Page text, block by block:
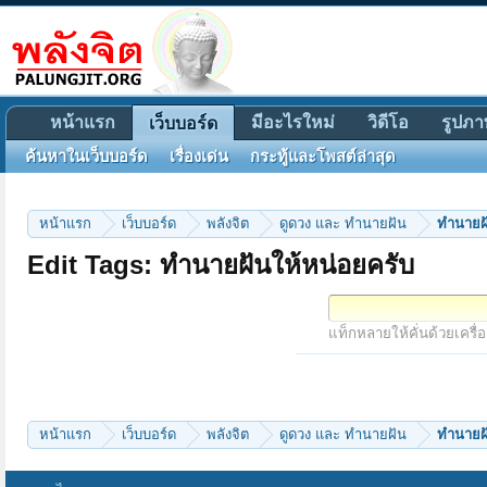
หน้าแรก เว็บบอร์ด พลังจิต ดูดวง และ ทำนายฝัน ทำนาย
Edit Tags: ทำนายฝันให้หน่อยครับ
แท็กหลายให้คั่นด้วยเครื่
หน้าแรก เว็บบอร์ด พลังจิต ดูดวง และ ทำนายฝัน ทำนาย
หน้าแรก เว็บบอร์ด
ค้นหาในเว็บบอร์ด เรื่องเด่น กระทู้และโพสต์ล่าสุด
มีอะไรใหม่ วิดีโอ รูปภ